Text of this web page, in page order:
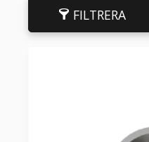
FILTRERA